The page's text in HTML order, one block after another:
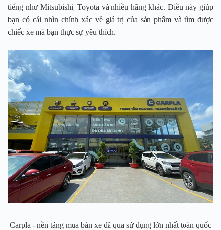
tiếng như Mitsubishi, Toyota và nhiều hãng khác. Điều này giúp
bạn có cái nhìn chính xác về giá trị của sản phẩm và tìm được
chiếc xe mà bạn thực sự yêu thích.
Carpla - nền tảng mua bán xe đã qua sử dụng lớn nhất toàn quốc